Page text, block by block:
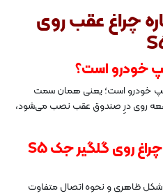
چراغ عقب روی
خودرو است؟
است؛ یعنی همان سمت
قطعه روی درِ صندوق عقب نصب می‌شود،
چراغ عقب روی صندوق با چراغ روی گلگیر جک S5
ظاهری و نحوه اتصال متفاوت